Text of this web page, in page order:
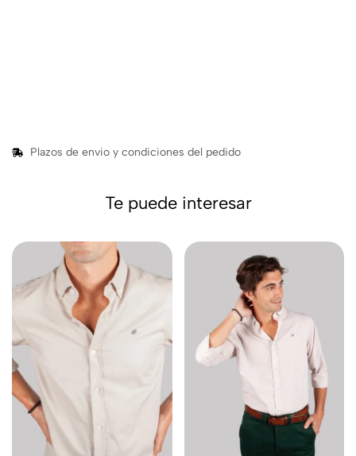
Plazos de envio y condiciones del pedido
Te puede interesar